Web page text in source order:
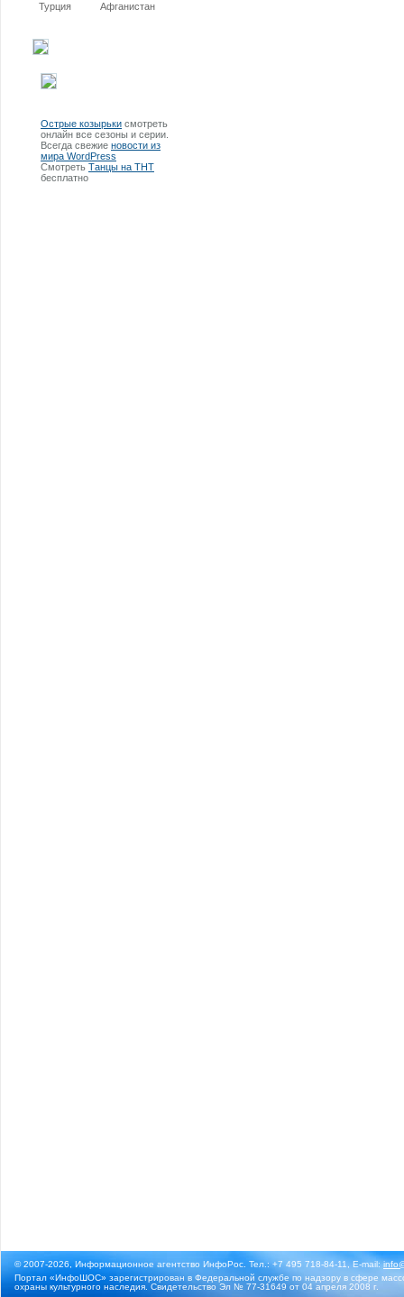
Турция Афганистан
Острые козырьки смотреть
онлайн все сезоны и серии.
Всегда свежие новости из
мира WordPress
Смотреть Танцы на ТНТ
бесплатно
© 2007-2026, Информационное агентство ИнфоРос. Тел.: +7 495 718-84-11, E-mail:
Портал «ИнфоШОС» зарегистрирован в Федеральной службе по надзору в сфере
охраны культурного наследия. Свидетельство Эл № 77-31649 от 04 апреля 2008 г.